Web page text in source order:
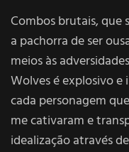
Combos brutais,
a pachorra de ser
meios às
Wolves é explosivo
cada personagem
me cativaram e
idealização através